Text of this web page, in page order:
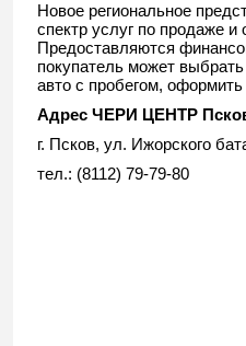
Новое региональное
спектр услуг по продаже
Предоставляются
покупатель может
авто с пробегом, оформить
Адрес ЧЕРИ ЦЕНТР
г. Псков, ул. Ижорского
тел.: (8112) 79-79-80